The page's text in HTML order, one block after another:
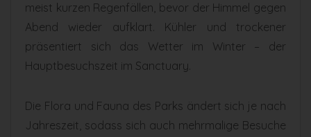
meist kurzen Regenfällen, bevor der Himmel gegen
Abend wieder aufklart. Kühler und trockener
präsentiert sich das Wetter im Winter – der
Hauptbesuchszeit im Sanctuary.
Die Flora und Fauna des Parks ändert sich je nach
Jahreszeit, sodass sich auch mehrmalige Besuche